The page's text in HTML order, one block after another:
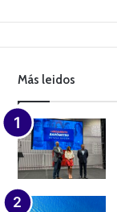
p
i
n
Más leidos